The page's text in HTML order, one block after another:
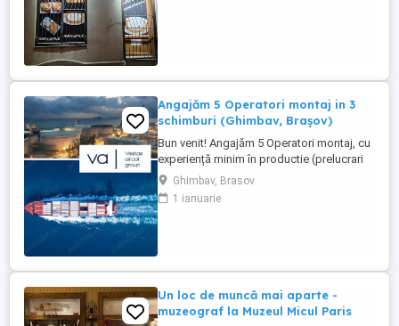
Angajăm 5 Operatori montaj in 3
schimburi (Ghimbav, Brașov)
Bun venit! Angajăm 5 Operatori montaj, cu
experiență minim în productie (prelucrari
prin aschiere). Căutăm persoane serioase,
dornice să învețe și să muncească, se va
oferi instruire la locul de muncă. Program:
Ghimbav, Brasov
1 ianuarie
Un loc de muncă mai aparte -
muzeograf la Muzeul Micul Paris